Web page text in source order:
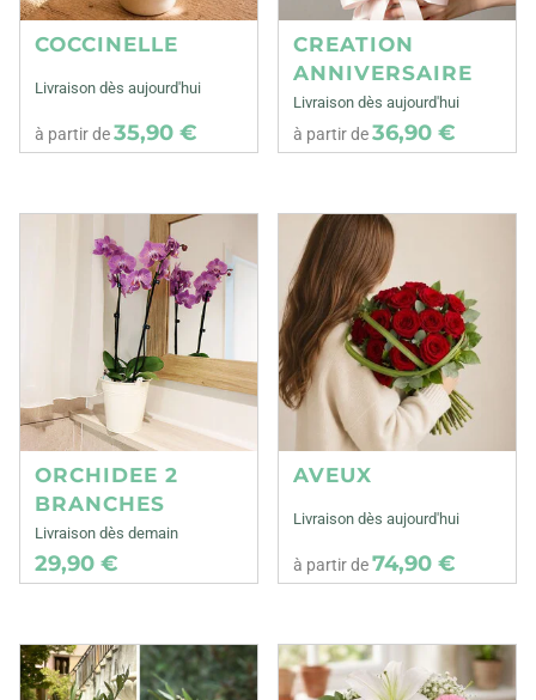
COCCINELLE
Livraison dès aujourd'hui
à partir de35,90 €
CREATION
ANNIVERSAIRE
Livraison dès aujourd'hui
à partir de36,90 €
ORCHIDEE 2
BRANCHES
Livraison dès demain
29,90 €
AVEUX
Livraison dès aujourd'hui
à partir de74,90 €